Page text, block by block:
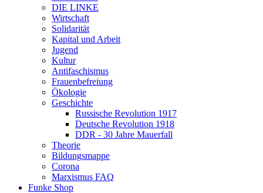
DIE LINKE
Wirtschaft
Solidarität
Kapital und Arbeit
Jugend
Kultur
Antifaschismus
Frauenbefreiung
Ökologie
Geschichte
Russische Revolution 1917
Deutsche Revolution 1918
DDR - 30 Jahre Mauerfall
Theorie
Bildungsmappe
Corona
Marxismus FAQ
Funke Shop